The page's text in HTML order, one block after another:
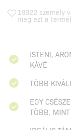
18822 személy
meg ezt a
ISTENI,
KÁVÉ
TÖBB
EGY
TÖBB,